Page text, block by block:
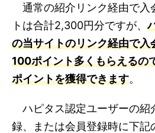
通常の紹介リンク経由で入
トは合計2,300円分ですが、
の当サイトのリンク経由で入
100ポイント多くもらえるの
ポイントを獲得できます。
ハピタス認定ユーザーの紹
録、または会員登録時に下記